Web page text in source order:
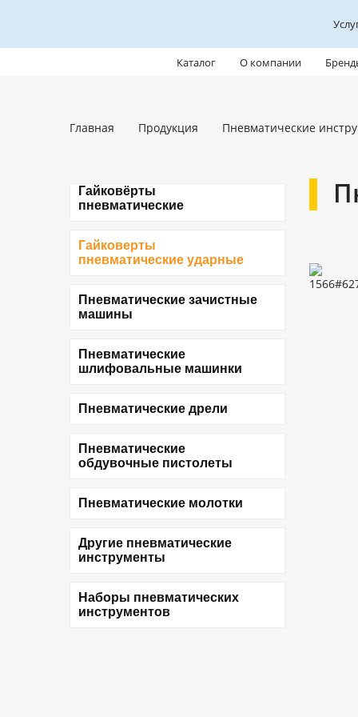
Каталог О компании
Главная Продукция Пневматические
Гайковёрты
пневматические
Гайковерты
пневматические ударные
Пневматические зачистные
машины
Пневматические
шлифовальные машинки
Пневматические дрели
Пневматические
обдувочные пистолеты
Пневматические молотки
Другие пневматические
инструменты
Наборы пневматических
инструментов